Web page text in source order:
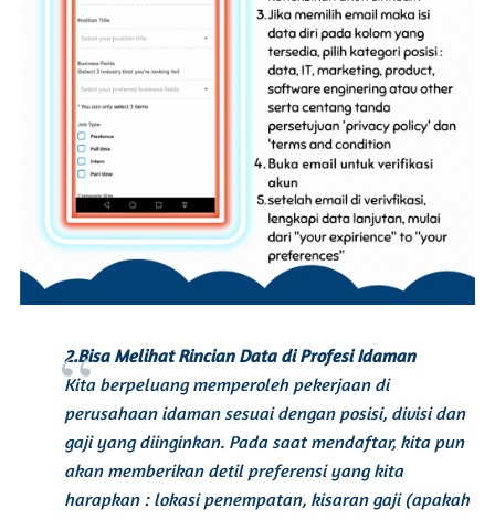
2.Bisa Melihat Rincian Data di Profesi Idaman
Kita berpeluang memperoleh pekerjaan di
perusahaan idaman sesuai dengan posisi, divisi dan
gaji yang diinginkan. Pada saat mendaftar, kita pun
akan memberikan detil preferensi yang kita
harapkan : lokasi penempatan, kisaran gaji (apakah